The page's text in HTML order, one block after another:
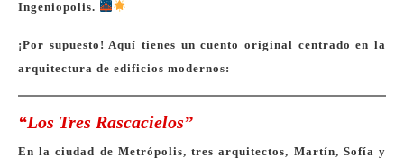
Ingeniopolis.
¡Por supuesto! Aquí tienes un cuento original centrado en la
arquitectura de edificios modernos:
“Los Tres Rascacielos”
En la ciudad de Metrópolis, tres arquitectos, Martín, Sofía y